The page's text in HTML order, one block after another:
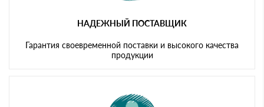
НАДЕЖНЫЙ ПОСТАВЩИК
Гарантия своевременной поставки и высокого качества
продукции